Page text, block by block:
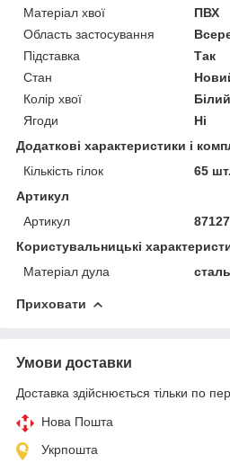
Матеріал хвої
ПВХ
Область застосування
Підставка
Так
Стан
Колір хвої
Білий
Ягоди
Ні
Додаткові характеристики і
Кількість гілок
65 шт.
Артикул
Артикул
Користувальницькі
Матеріал дула
сталь
Приховати
Умови доставки
Доставка здійснюється тільки по
Нова Пошта
Укрпошта